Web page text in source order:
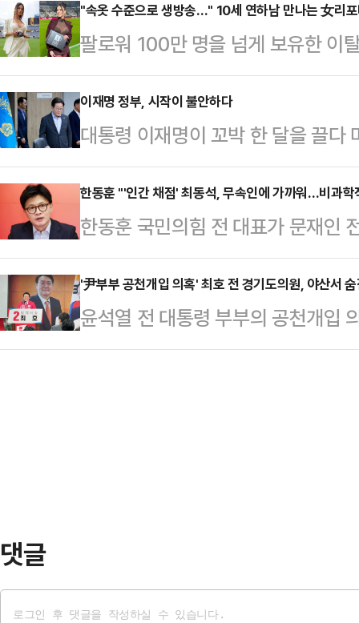
데 대해 "내부고발자에게 시금석이
따르면 임 지검장은 전날 사회관계
결 관련 기사를 올리며 "이 사건은
만, 권위주의적 조직문화에 경종을
하고 주저하는 모든 내부고발자에
검장은 "원고가 아니라 …
"속옷 수준으로 생방송…" 10세 연하남 만나는 女리
팔로워 100만 명을 넘게 보유한 이
나의 과한 노출 의상이 화제의 중
에 따르면 엘레오노라 인카르도나
스타디움에서 열린 PSG와 바이에
착용했다.공개된 사진에 따르면 인
트와 브라톱 차림(사진 왼쪽)으로
셜미디어(SNS)에 공유돼 화제를
태의 상의 차림은 과하…
이재명 정부, 시작이 불안하다
대통령 이재명이 꼬박 한 달을 끌다
카드 폐기는 사실은 아주 쉬운 결정
가사도우미나 배달원에게 행한 사
실의 가족이자 입법 작업 동료들을
를 요구했고, 자기가 부임하기로 된
원 해결을 압박하며 폭언과 예산
다.이러면 잘라내기가 하나도 어렵
철회가 정 야박했다…
한동훈 "'인간 채점' 최동석, 무속인에 가까워…비과학
한동훈 국민의힘 전 대표가 문재인
시장의 성추행 사건을 옹호하는 등
인사혁신처장이 지난달 발표한 '고
정도면 '무속인'에 가까운 것 아니
페이스북에 최 처장이 발표했던 '
'尹부부 공천개입 의혹' 최호 전 경기도의원, 야산서
윤석열 전 대통령 부부의 공천개입
호 전 경기도의원이 숨진 채 발견
댓글